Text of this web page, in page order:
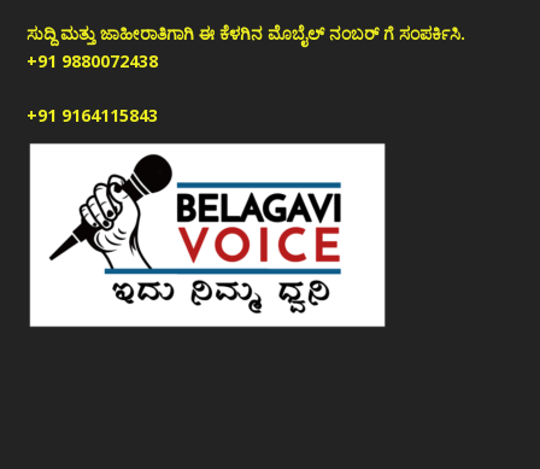
ಸುದ್ದಿ ಮತ್ತು ಜಾಹೀರಾತಿಗಾಗಿ ಈ ಕೆಳಗಿನ ಮೊಬೈಲ್ ನಂಬರ್ ಗೆ ಸಂಪರ್ಕಿಸಿ.
+91 9880072438
+91 9164115843